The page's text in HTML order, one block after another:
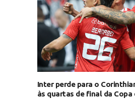
Inter perde para o
às quartas de final da Copa